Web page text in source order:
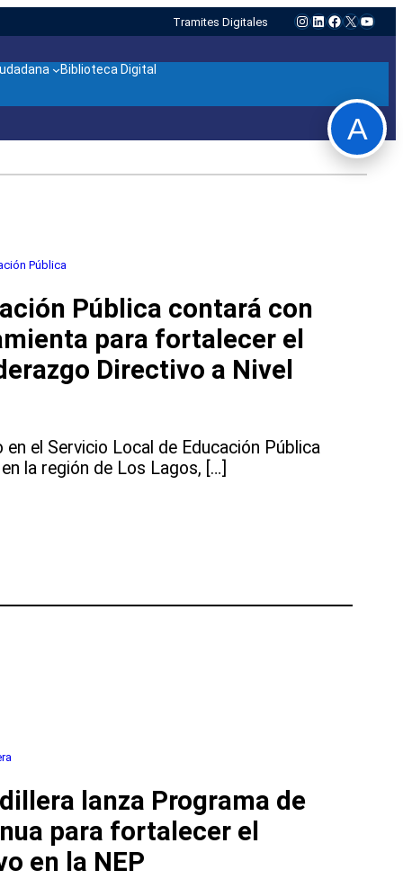
Tramites Digitales Instagram
LinkedIn
Facebook
X
Biblioteca Digital
Pública
Pública contará con
para fortalecer el
Directivo a Nivel
en el Servicio Local de Educación Pública
la región de Los Lagos, […]
lanza Programa de
para fortalecer el
en la NEP
A